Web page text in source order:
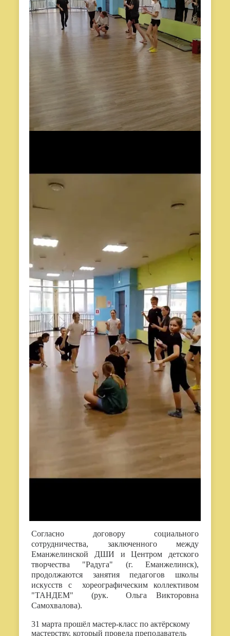
Согласно договору социального
сотрудничества, заключенного между
Еманжелинской ДШИ и Центром детского
творчества "Радуга" (г. Еманжелинск),
продолжаются занятия педагогов школы
искусств с хореографическим коллективом
"ТАНДЕМ" (рук. Ольга Викторовна
Самохвалова).
31 марта прошёл мастер-класс по актёрскому
мастерству, который провела преподаватель